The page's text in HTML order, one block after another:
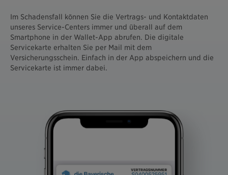
Im Schadensfall können Sie die Vertrags- und Kontaktdaten
unseres Service-Centers immer und überall auf dem
Smartphone in der Wallet-App abrufen. Die digitale
Servicekarte erhalten Sie per Mail mit dem
Versicherungsschein. Einfach in der App abspeichern und die
Servicekarte ist immer dabei.